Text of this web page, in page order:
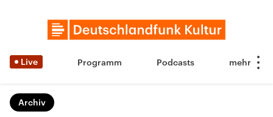
Live Programm Podcasts
Archiv